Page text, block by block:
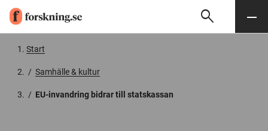
Söksearch Meny
Start
/ Samhälle & kultur
/ EU-invandring bidrar till statskassan